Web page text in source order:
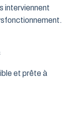
interviennent
et prête à